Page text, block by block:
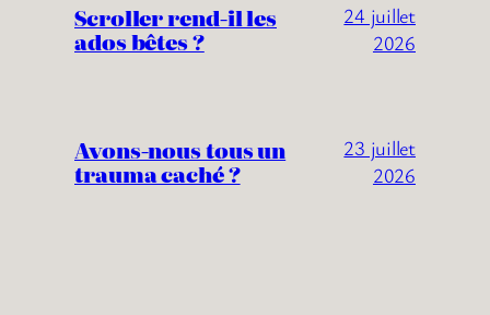
Scroller rend-il les
ados bêtes ?
24 juillet
2026
Avons-nous tous un
trauma caché ?
23 juillet
2026